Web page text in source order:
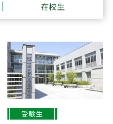
卒業生の方へ
デジタルパンフレット
新着情報
在校生
受験生